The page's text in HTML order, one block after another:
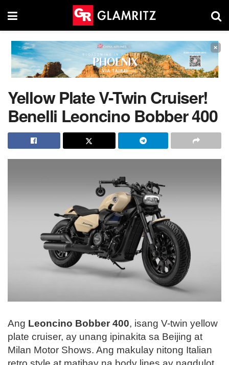
×
Yellow Plate V-Twin Cruiser!
Benelli Leoncino Bobber 400
Ang Leoncino Bobber 400, isang V-twin yellow
plate cruiser, ay unang ipinakita sa Beijing at
Milan Motor Shows. Ang makulay nitong Italian